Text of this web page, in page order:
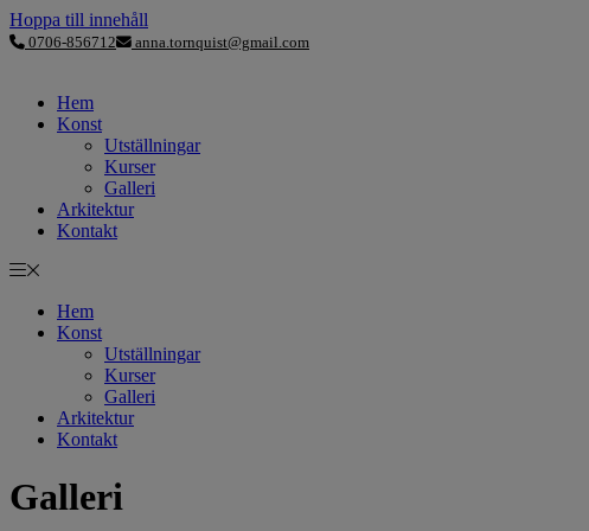
Hoppa till innehåll
0706-856712 anna.tornquist@gmail.com
Hem
Konst
Utställningar
Kurser
Galleri
Arkitektur
Kontakt
Hem
Konst
Utställningar
Kurser
Galleri
Arkitektur
Kontakt
Galleri